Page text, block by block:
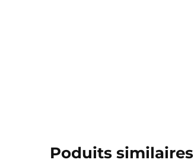
Poduits similaires